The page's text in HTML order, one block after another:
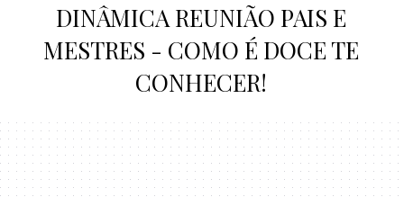
DINÂMICA REUNIÃO PAIS E
MESTRES - COMO É DOCE TE
CONHECER!